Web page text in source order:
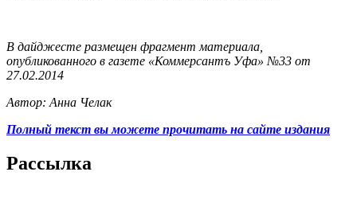
В дайджесте размещен фрагмент материала,
опубликованного в газете «Коммерсантъ Уфа» №33 от
27.02.2014
Автор: Анна Челак
Полный текст вы можете прочитать на сайте издания
Рассылка